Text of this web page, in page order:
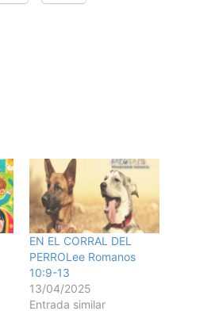
EN EL CORRAL DEL
PERROLee Romanos
10:9-13
13/04/2025
Entrada similar